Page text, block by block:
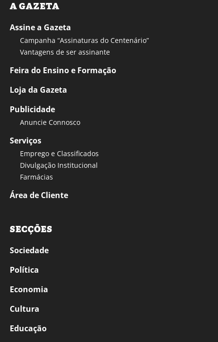
A GAZETA
Assine a Gazeta
Campanha “Assinaturas do Centenário”
Vantagens de ser assinante
Feira do Ensino e Formação
Loja da Gazeta
Publicidade
Anuncie Connosco
Serviços
Emprego e Classificados
Divulgação Institucional
Farmácias
Área de Cliente
SECÇÕES
Sociedade
Política
Economia
Cultura
Educação